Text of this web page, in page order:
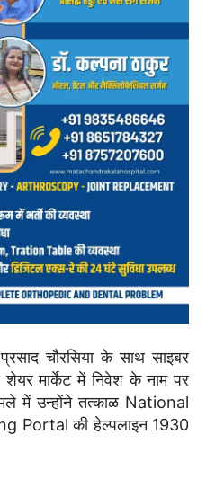
चौरसिया के साथ साइबर
मार्केट में निवेश के नाम पर
में उन्होंने तत्काळ National
Portal की हेल्पलाइन 1930